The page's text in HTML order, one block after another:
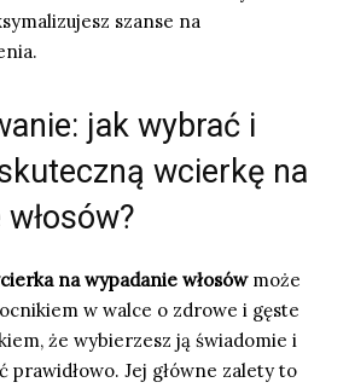
szanse na
jak wybrać i
wcierkę na
na wypadanie włosówmoże
w walce o zdrowe i gęste
że wybierzesz ją świadomie i
prawidłowo. Jej główne zalety to